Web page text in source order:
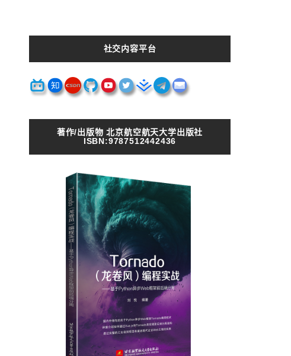
社交内容平台
著作/出版物 北京航空航天大学出版社
ISBN:9787512442436